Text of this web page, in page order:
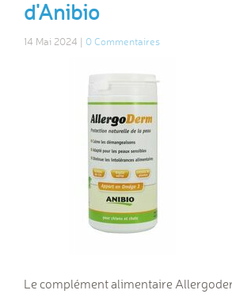
d'Anibio
14 Mai 2024 | 0 Commentaires
Le complément alimentaire